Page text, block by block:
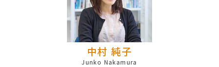
中村 純子
Junko Nakamura